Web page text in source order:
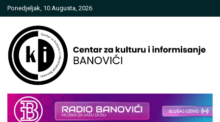
Skip
to
Ponedjeljak, 10 Augusta, 2026
Centar za kulturu i informisanje
Banovići